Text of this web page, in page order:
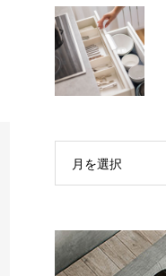
月を選択